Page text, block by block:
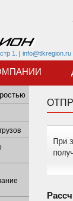
1. | info@tlkregion.ru